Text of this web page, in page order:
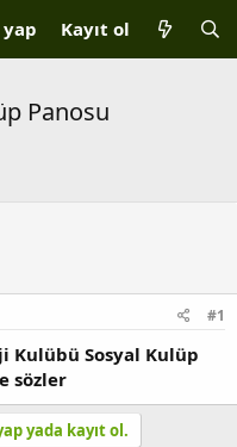
Kayıt ol
Panosu
#1
Kulübü Sosyal Kulüp
sözler
yada kayıt ol.